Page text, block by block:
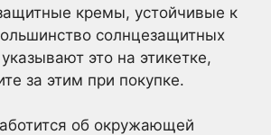
кремы, устойчивые к
солнцезащитных
это на этикетке,
за этим при покупке.
об окружающей